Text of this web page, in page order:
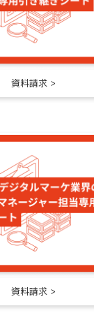
資料請求
資料請求